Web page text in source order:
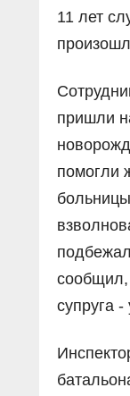
11 лет
пришли
помогли
сообщил,
супруга -